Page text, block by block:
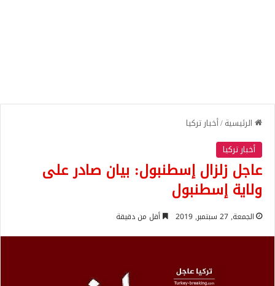
الرئيسية/أخبار تركيا
أخبار تركيا
عاجل زلزال إسطنبول: بيان صادر على
ولاية إسطنبول
الجمعة, 27 سبتمبر, 2019 أقل من دقيقة